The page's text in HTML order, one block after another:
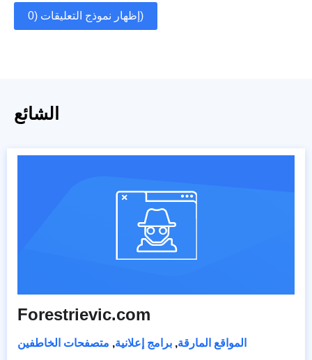
إظهار نموذج التعليقات (0)
الشائع
Forestrievic.com
المواقع المارقة, برامج إعلانية, متصفحات الخاطفين